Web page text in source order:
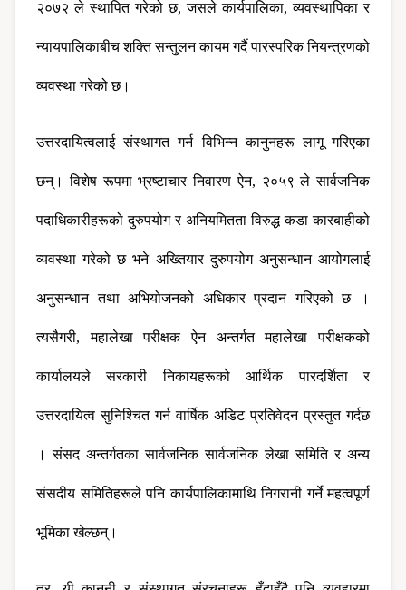
२०७२ ले स्थापित गरेको छ, जसले कार्यपालिका, व्यवस्थापिका र
न्यायपालिकाबीच शक्ति सन्तुलन कायम गर्दै पारस्परिक नियन्त्रणको
व्यवस्था गरेको छ।
उत्तरदायित्वलाई संस्थागत गर्न विभिन्न कानुनहरू लागू गरिएका
छन्। विशेष रूपमा भ्रष्टाचार निवारण ऐन, २०५९ ले सार्वजनिक
पदाधिकारीहरूको दुरुपयोग र अनियमितता विरुद्ध कडा कारबाहीको
व्यवस्था गरेको छ भने अख्तियार दुरुपयोग अनुसन्धान आयोगलाई
अनुसन्धान तथा अभियोजनको अधिकार प्रदान गरिएको छ ।
त्यसैगरी, महालेखा परीक्षक ऐन अन्तर्गत महालेखा परीक्षकको
कार्यालयले सरकारी निकायहरूको आर्थिक पारदर्शिता र
उत्तरदायित्व सुनिश्चित गर्न वार्षिक अडिट प्रतिवेदन प्रस्तुत गर्दछ
। संसद अन्तर्गतका सार्वजनिक सार्वजनिक लेखा समिति र अन्य
संसदीय समितिहरूले पनि कार्यपालिकामाथि निगरानी गर्ने महत्वपूर्ण
भूमिका खेल्छन्।